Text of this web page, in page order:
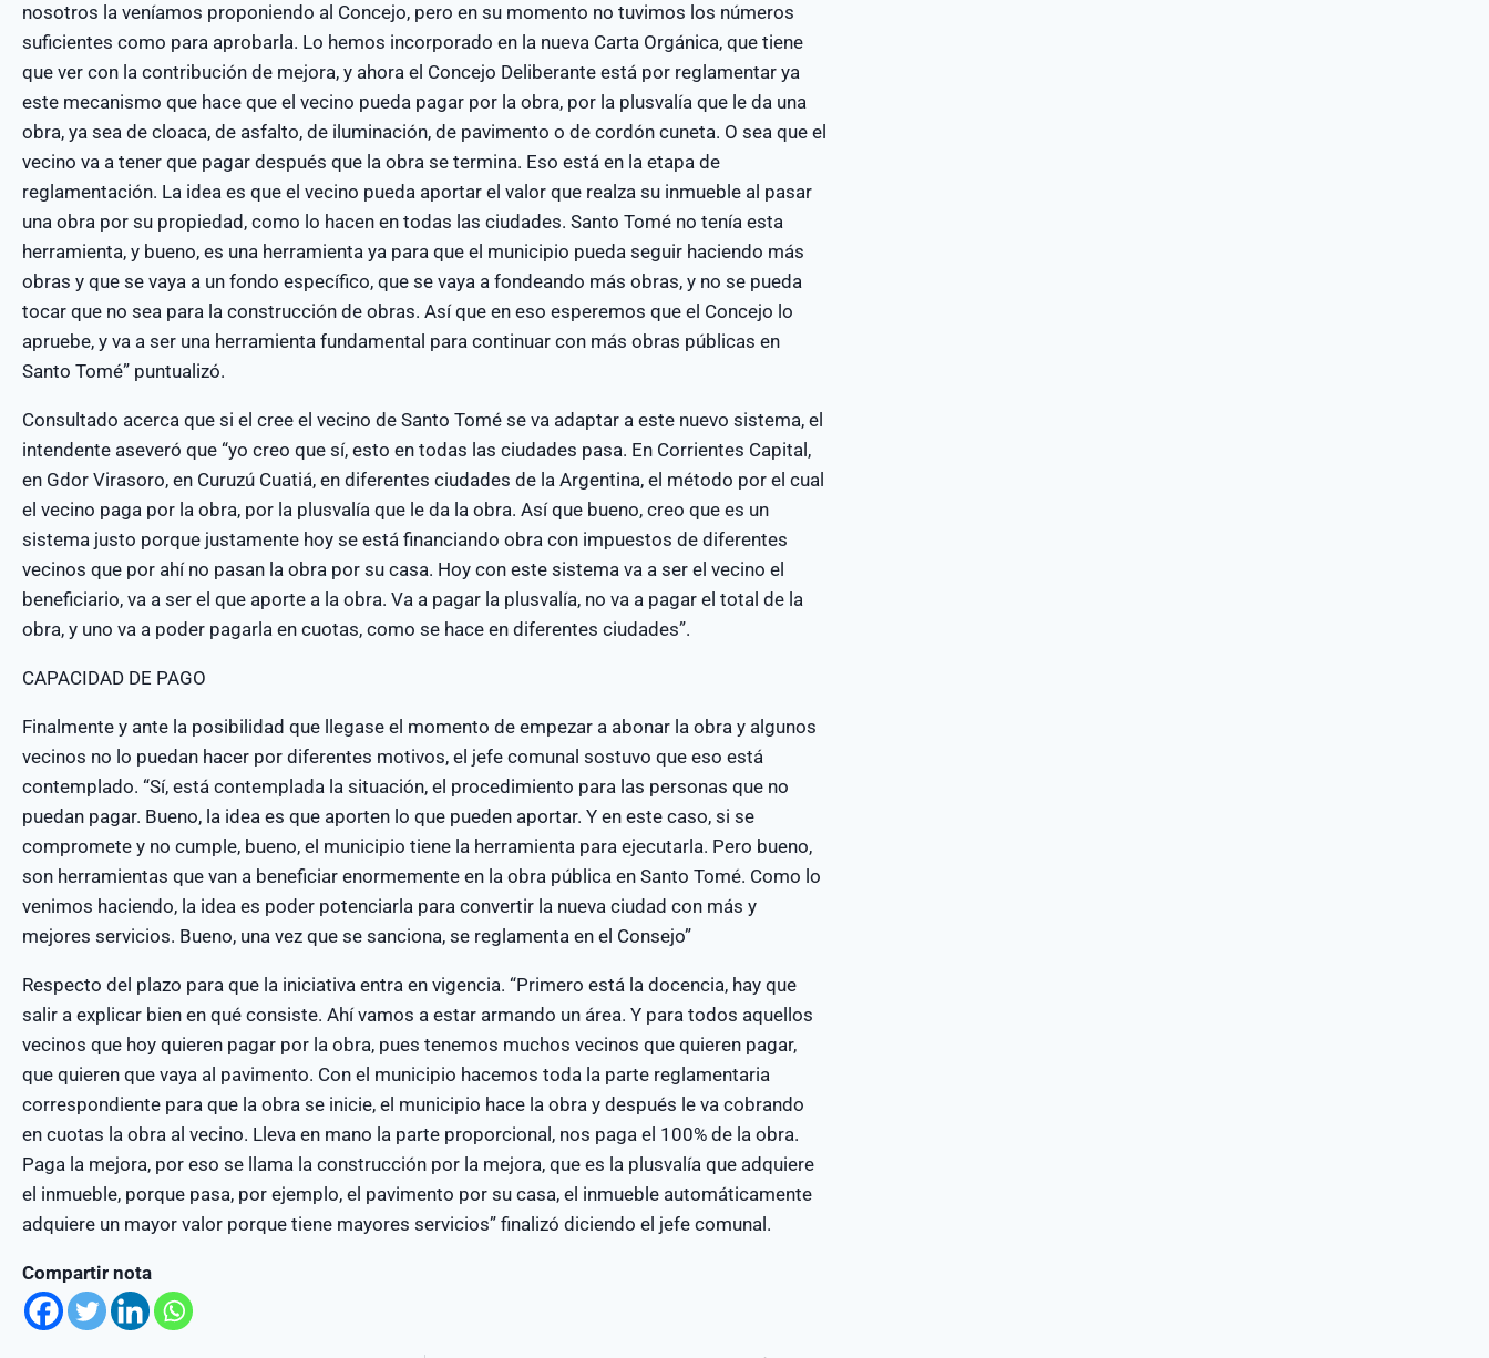
nosotros la veníamos proponiendo al Concejo, pero en su momento no tuvimos los números
suficientes como para aprobarla. Lo hemos incorporado en la nueva Carta Orgánica, que tiene
que ver con la contribución de mejora, y ahora el Concejo Deliberante está por reglamentar ya
este mecanismo que hace que el vecino pueda pagar por la obra, por la plusvalía que le da una
obra, ya sea de cloaca, de asfalto, de iluminación, de pavimento o de cordón cuneta. O sea que el
vecino va a tener que pagar después que la obra se termina. Eso está en la etapa de
reglamentación. La idea es que el vecino pueda aportar el valor que realza su inmueble al pasar
una obra por su propiedad, como lo hacen en todas las ciudades. Santo Tomé no tenía esta
herramienta, y bueno, es una herramienta ya para que el municipio pueda seguir haciendo más
obras y que se vaya a un fondo específico, que se vaya a fondeando más obras, y no se pueda
tocar que no sea para la construcción de obras. Así que en eso esperemos que el Concejo lo
apruebe, y va a ser una herramienta fundamental para continuar con más obras públicas en
Santo Tomé” puntualizó.
Consultado acerca que si el cree el vecino de Santo Tomé se va adaptar a este nuevo sistema, el
intendente aseveró que “yo creo que sí, esto en todas las ciudades pasa. En Corrientes Capital,
en Gdor Virasoro, en Curuzú Cuatiá, en diferentes ciudades de la Argentina, el método por el cual
el vecino paga por la obra, por la plusvalía que le da la obra. Así que bueno, creo que es un
sistema justo porque justamente hoy se está financiando obra con impuestos de diferentes
vecinos que por ahí no pasan la obra por su casa. Hoy con este sistema va a ser el vecino el
beneficiario, va a ser el que aporte a la obra. Va a pagar la plusvalía, no va a pagar el total de la
obra, y uno va a poder pagarla en cuotas, como se hace en diferentes ciudades”.
CAPACIDAD DE PAGO
Finalmente y ante la posibilidad que llegase el momento de empezar a abonar la obra y algunos
vecinos no lo puedan hacer por diferentes motivos, el jefe comunal sostuvo que eso está
contemplado. “Sí, está contemplada la situación, el procedimiento para las personas que no
puedan pagar. Bueno, la idea es que aporten lo que pueden aportar. Y en este caso, si se
compromete y no cumple, bueno, el municipio tiene la herramienta para ejecutarla. Pero bueno,
son herramientas que van a beneficiar enormemente en la obra pública en Santo Tomé. Como lo
venimos haciendo, la idea es poder potenciarla para convertir la nueva ciudad con más y
mejores servicios. Bueno, una vez que se sanciona, se reglamenta en el Consejo”
Respecto del plazo para que la iniciativa entra en vigencia. “Primero está la docencia, hay que
salir a explicar bien en qué consiste. Ahí vamos a estar armando un área. Y para todos aquellos
vecinos que hoy quieren pagar por la obra, pues tenemos muchos vecinos que quieren pagar,
que quieren que vaya al pavimento. Con el municipio hacemos toda la parte reglamentaria
correspondiente para que la obra se inicie, el municipio hace la obra y después le va cobrando
en cuotas la obra al vecino. Lleva en mano la parte proporcional, nos paga el 100% de la obra.
Paga la mejora, por eso se llama la construcción por la mejora, que es la plusvalía que adquiere
el inmueble, porque pasa, por ejemplo, el pavimento por su casa, el inmueble automáticamente
adquiere un mayor valor porque tiene mayores servicios” finalizó diciendo el jefe comunal.
Compartir nota